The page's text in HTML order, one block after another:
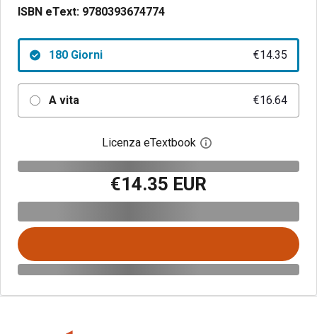
ISBN eText: 9780393674774
180 Giorni €14.35
A vita €16.64
Licenza eTextbook Apri la finestra di
€14.35 EUR